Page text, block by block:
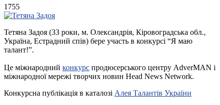
1755
Тетяна Задоя (33 роки, м. Олександрія, Кіровоградська обл.,
Україна, Естрадний спів) бере участь в конкурсі “Я маю
талант!”.
Це міжнародний конкурс продюсерського центру AdverMAN і
міжнародної мережі творчих новин Head News Network.
Конкурсна публікація в каталозі Алея Талантів України